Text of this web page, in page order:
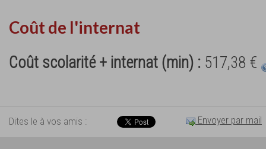
Coût de l'internat
Coût scolarité + internat (min) : 517,38 €
Dites le à vos amis : Envoyer par mail